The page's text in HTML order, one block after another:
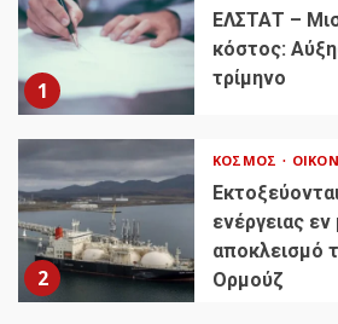
1
ΕΛΣΤΑΤ –
κόστος:
τρίμηνο
2
ΚΌΣΜΟΣ
ενέργειας
αποκλεισμό
Ορμούζ